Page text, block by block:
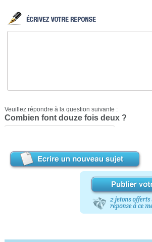
Veuillez répondre à la question suivante :
Combien font douze fois deux ?